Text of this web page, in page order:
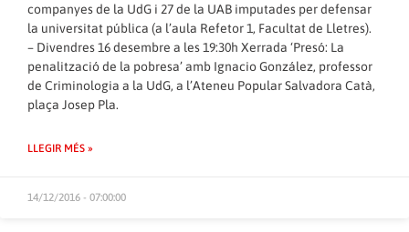
companyes de la UdG i 27 de la UAB imputades per defensar
la universitat pública (a l’aula Refetor 1, Facultat de Lletres).
– Divendres 16 desembre a les 19:30h Xerrada ‘Presó: La
penalització de la pobresa’ amb Ignacio González, professor
de Criminologia a la UdG, a l’Ateneu Popular Salvadora Catà,
plaça Josep Pla.
LLEGIR MÉS »
14/12/2016 - 07:00:00